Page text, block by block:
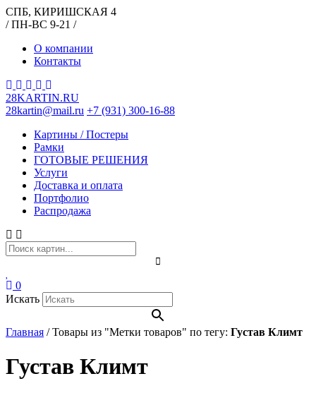
СПБ, КИРИШСКАЯ 4
/ ПН-ВС 9-21 /
О компании
Контакты
28KARTIN.RU
28kartin@mail.ru +7 (931) 300-16-88
Картины / Постеры
Рамки
ГОТОВЫЕ РЕШЕНИЯ
Услуги
Доставка и оплата
Портфолио
Распродажа
0
Искать
Главная /Товары из "Метки товаров" по тегу: Густав Климт
Густав Климт